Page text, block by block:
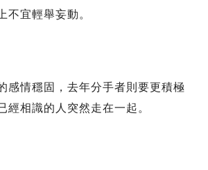
不宜輕舉妄動。
感情穩固，去年分手者則要更積極
經相識的人突然走在一起。